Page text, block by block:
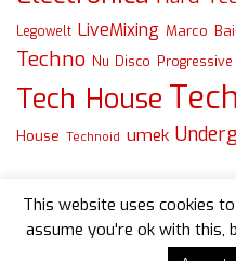
Legowelt LiveMixing Marco
Techno Nu Disco Progressive
Tech House
House Technoid umek
This website uses cookies
assume you're ok with this,